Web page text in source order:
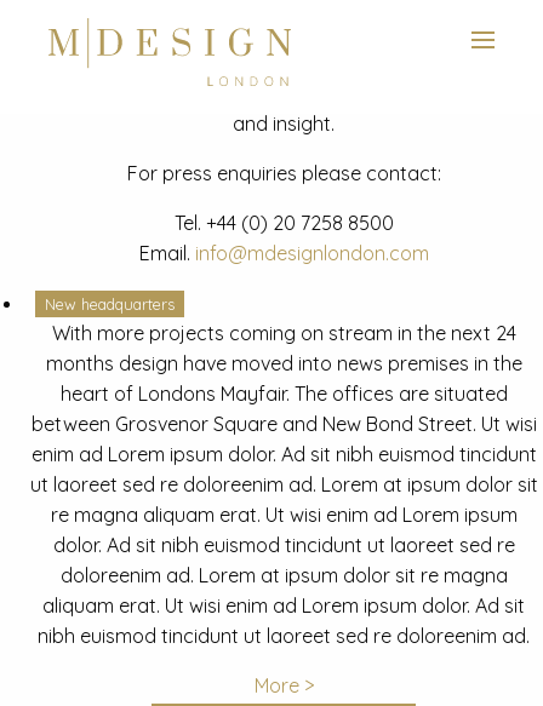
News
Latest mdesign development project and advisory news
and insight.
For press enquiries please contact:
Tel. +44 (0) 20 7258 8500
Email. info@mdesignlondon.com
New headquarters
With more projects coming on stream in the next 24
months design have moved into news premises in the
heart of Londons Mayfair. The offices are situated
between Grosvenor Square and New Bond Street. Ut wisi
enim ad Lorem ipsum dolor. Ad sit nibh euismod tincidunt
ut laoreet sed re doloreenim ad. Lorem at ipsum dolor sit
re magna aliquam erat. Ut wisi enim ad Lorem ipsum
dolor. Ad sit nibh euismod tincidunt ut laoreet sed re
doloreenim ad. Lorem at ipsum dolor sit re magna
aliquam erat. Ut wisi enim ad Lorem ipsum dolor. Ad sit
nibh euismod tincidunt ut laoreet sed re doloreenim ad.
More >